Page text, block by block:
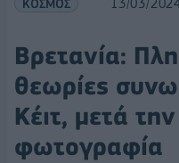
ΚΟΣΜΟΣ 13/03/
Βρετανία:
θεωρίες
Κέιτ, μετά
φωτογραφία